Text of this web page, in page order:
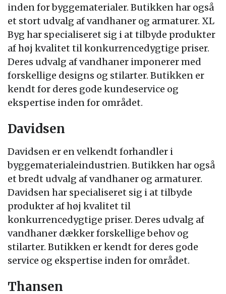
inden for byggematerialer. Butikken har også
et stort udvalg af vandhaner og armaturer. XL
Byg har specialiseret sig i at tilbyde produkter
af høj kvalitet til konkurrencedygtige priser.
Deres udvalg af vandhaner imponerer med
forskellige designs og stilarter. Butikken er
kendt for deres gode kundeservice og
ekspertise inden for området.
Davidsen
Davidsen er en velkendt forhandler i
byggematerialeindustrien. Butikken har også
et bredt udvalg af vandhaner og armaturer.
Davidsen har specialiseret sig i at tilbyde
produkter af høj kvalitet til
konkurrencedygtige priser. Deres udvalg af
vandhaner dækker forskellige behov og
stilarter. Butikken er kendt for deres gode
service og ekspertise inden for området.
Thansen